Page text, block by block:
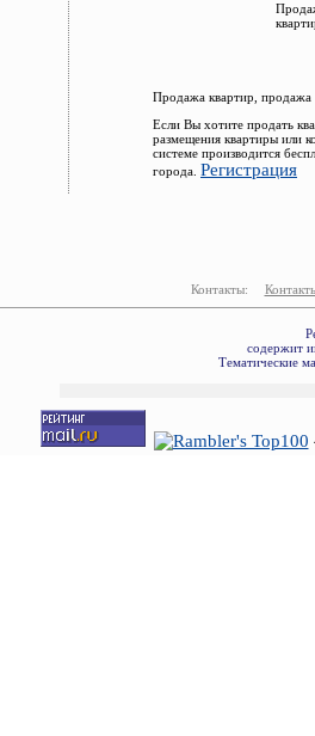
Продажа квартир, продажа
Если Вы хотите продать
размещения квартиры или
системе производится
города. Регистрация
Контакты:
содержит
Тематические